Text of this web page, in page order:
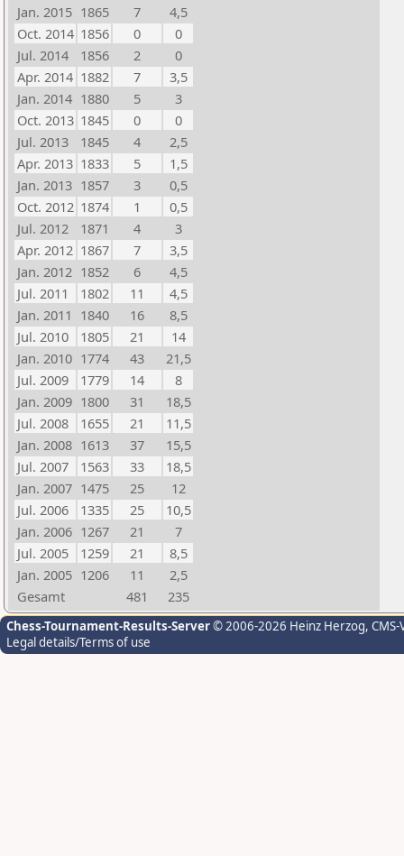
Jan. 2015 1865 7
4,5
Oct. 2014 1856 0
0
Jul. 2014
1856 2
0
Apr. 2014 1882 7
3,5
Jan. 2014 1880 5
3
Oct. 2013 1845 0
0
Jul. 2013
1845 4
2,5
Apr. 2013 1833 5
1,5
Jan. 2013 1857 3
0,5
Oct. 2012 1874 1
0,5
Jul. 2012
1871 4
3
Apr. 2012 1867 7
3,5
Jan. 2012 1852 6
4,5
Jul. 2011
1802 11
4,5
Jan. 2011 1840 16
8,5
Jul. 2010
1805 21
14
Jan. 2010 1774 43
21,5
Jul. 2009
1779 14
8
Jan. 2009 1800 31
18,5
Jul. 2008
1655 21
11,5
Jan. 2008 1613 37
15,5
Jul. 2007
1563 33
18,5
Jan. 2007 1475 25
12
Jul. 2006
1335 25
10,5
Jan. 2006 1267 21
7
Jul. 2005
1259 21
8,5
Jan. 2005 1206 11
2,5
Gesamt
481 235
Chess-Tournament-Results-Server© 2006-2026 Heinz Herzog,
Legal details/Terms of use